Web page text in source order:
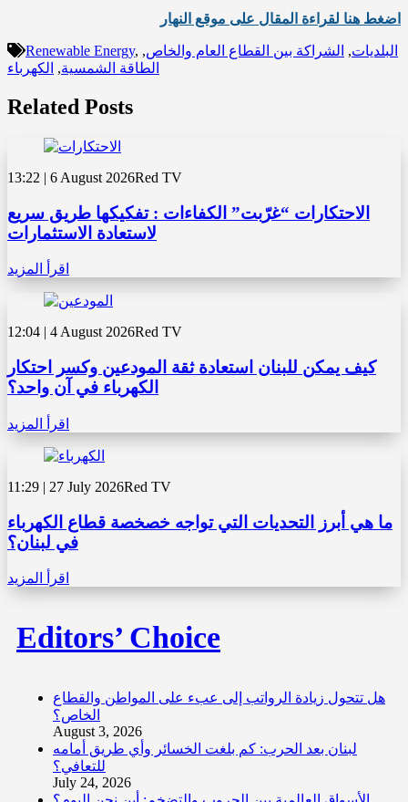
اضغط هنا لقراءة المقال على موقع النهار
Renewable Energy, البلديات, الشراكة بين القطاع العام والخاص,
الطاقة الشمسية, الكهرباء
Related Posts
13:22 | 6 August 2026Red TV
الاحتكارات “غرّبت” الكفاءات : تفكيكها طريق سريع
لاستعادة الاستثمارات
اقرأ المزيد
12:04 | 4 August 2026Red TV
كيف يمكن للبنان استعادة ثقة المودعين وكسر احتكار
الكهرباء في آن واحد؟
اقرأ المزيد
11:29 | 27 July 2026Red TV
ما هي أبرز التحديات التي تواجه خصخصة قطاع الكهرباء
في لبنان؟
اقرأ المزيد
Editors’ Choice
هل تتحول زيادة الرواتب إلى عبء على المواطن والقطاع
الخاص؟
August 3, 2026
لبنان بعد الحرب: كم بلغت الخسائر وأي طريق أمامه
للتعافي؟
July 24, 2026